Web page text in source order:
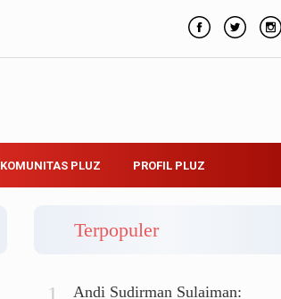
KOMUNITAS PLUZ PROFIL PLUZ
Terpopuler
Andi Sudirman Sulaiman: